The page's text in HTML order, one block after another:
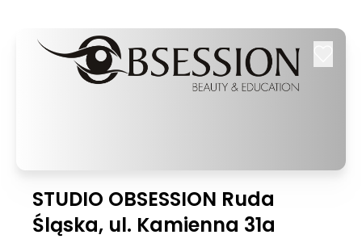
STUDIO OBSESSION Ruda
Śląska, ul. Kamienna 31a